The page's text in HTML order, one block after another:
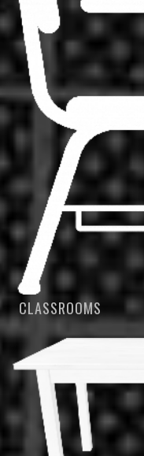
CLASSROOMS